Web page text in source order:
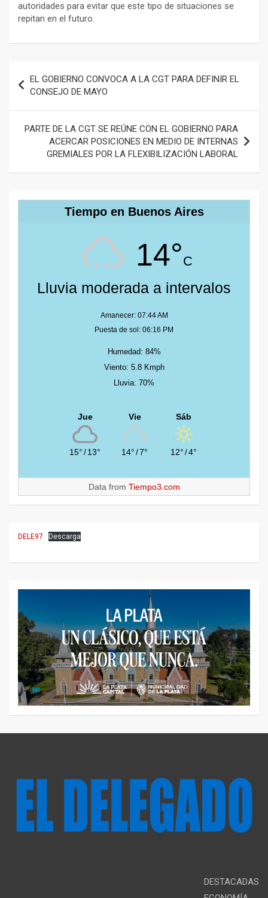
autoridades para evitar que este tipo de situaciones se
repitan en el futuro.
de
entradas
EL GOBIERNO CONVOCA A LA CGT PARA DEFINIR EL
CONSEJO DE MAYO
PARTE DE LA CGT SE REÚNE CON EL GOBIERNO PARA
ACERCAR POSICIONES EN MEDIO DE INTERNAS
GREMIALES POR LA FLEXIBILIZACIÓN LABORAL
Tiempo en Buenos Aires
14°C
Lluvia moderada a intervalos
Amanecer: 07:44 AM
Puesta de sol: 06:16 PM
Humedad: 84%
Viento: 5.8 Kmph
Lluvia: 70%
Jue
15°/13°
Vie
14°/7°
Sáb
12°/4°
Data from Tiempo3.com
DELE97 Descarga
DESTACADAS